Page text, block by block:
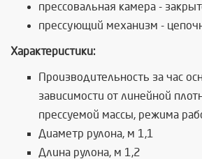
прессовальная камера -
прессующий механизм -
Характеристики:
Производительность за час
зависимости от линейной
прессуемой массы, режима
Диаметр рулона, м 1,1
Длина рулона, м 1,2